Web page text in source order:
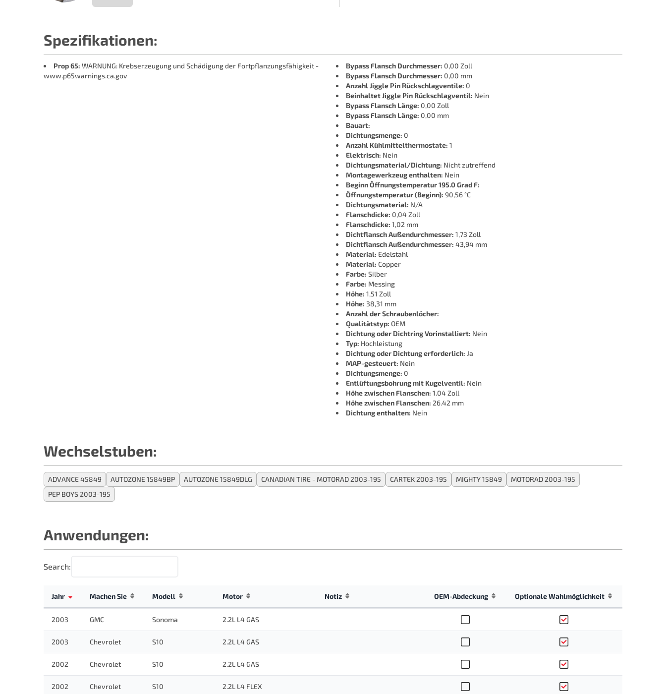
Spezifikationen:
Prop 65: WARNUNG: Krebserzeugung und Schädigung der Fortpflanzungsfähigkeit -
www.p65warnings.ca.gov
Bypass Flansch Durchmesser: 0,00 Zoll
Bypass Flansch Durchmesser: 0,00 mm
Anzahl Jiggle Pin Rückschlagventile: 0
Beinhaltet Jiggle Pin Rückschlagventil: Nein
Bypass Flansch Länge: 0,00 Zoll
Bypass Flansch Länge: 0,00 mm
Bauart:
Dichtungsmenge: 0
Anzahl Kühlmittelthermostate: 1
Elektrisch: Nein
Dichtungsmaterial/Dichtung: Nicht zutreffend
Montagewerkzeug enthalten: Nein
Beginn Öffnungstemperatur 195.0 Grad F:
Öffnungstemperatur (Beginn): 90,56 °C
Dichtungsmaterial: N/A
Flanschdicke: 0,04 Zoll
Flanschdicke: 1,02 mm
Dichtflansch Außendurchmesser: 1,73 Zoll
Dichtflansch Außendurchmesser: 43,94 mm
Material: Edelstahl
Material: Copper
Farbe: Silber
Farbe: Messing
Höhe: 1,51 Zoll
Höhe: 38,31 mm
Anzahl der Schraubenlöcher:
Qualitätstyp: OEM
Dichtung oder Dichtring Vorinstalliert: Nein
Typ: Hochleistung
Dichtung oder Dichtung erforderlich: Ja
MAP-gesteuert: Nein
Dichtungsmenge: 0
Entlüftungsbohrung mit Kugelventil: Nein
Höhe zwischen Flanschen: 1.04 Zoll
Höhe zwischen Flanschen: 26.42 mm
Dichtung enthalten: Nein
Wechselstuben:
ADVANCE 45849 AUTOZONE 15849BP AUTOZONE 15849DLG CANADIAN TIRE - MOTORAD 2003-195 CARTEK 2003-195 MIGHTY 15849
MOTORAD 2003-195
PEP BOYS 2003-195
Anwendungen:
Search:
Jahr Machen Sie Modell Motor Notiz OEM-Abdeckung Optionale Wahlmöglichkeit
2003 GMC Sonoma 2.2L L4 GAS
2003 Chevrolet S10 2.2L L4 GAS
2002 Chevrolet S10 2.2L L4 GAS
2002 Chevrolet S10 2.2L L4 FLEX